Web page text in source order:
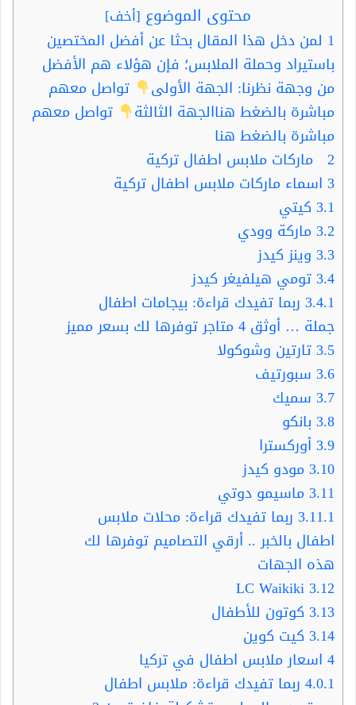
محتوى الموضوع [أخف]
1 لمن دخل هذا المقال بحثا عن أفضل المختصين
باستيراد وحملة الملابس؛ فإن هؤلاء هم الأفضل
من وجهة نظرنا: الجهة الأولى
تواصل معهم
مباشرة بالضغط هناالجهة الثالثة
تواصل معهم
مباشرة بالضغط هنا
2 ماركات ملابس اطفال تركية
3 اسماء ماركات ملابس اطفال تركية
3.1 كيتي
3.2ماركة وودي
3.3 وينز كيدز
3.4تومي هيلفيغر كيدز
3.4.1 ربما تفيدك قراءة: بيجامات اطفال
جملة … أوثق 4 متاجر توفرها لك بسعر مميز
3.5تارتين وشوكولا
3.6 سبورتيف
3.7 سميك
3.8 بانكو
3.9أوركسترا
3.10مودو كيدز
3.11ماسيمو دوتي
3.11.1 ربما تفيدك قراءة: محلات ملابس
اطفال بالخبر .. أرقي التصاميم توفرها لك
هذه الجهات
3.12
3.13 كوتون للأطفال
3.14 كيت كوين
4 اسعار ملابس اطفال في تركيا
4.0.1 ربما تفيدك قراءة: ملابس اطفال